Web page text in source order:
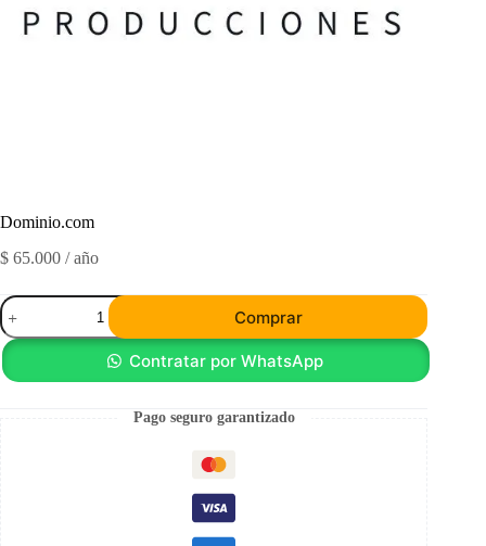
Dominio.com
$ 65.000 / año
Dominio.com
cantidad
Comprar
Contratar por WhatsApp
Pago seguro garantizado